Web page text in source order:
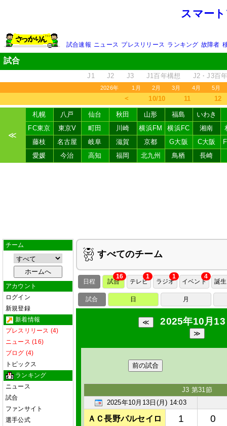
スマー
試合速報 ニュース プレスリリース ランキング 故障者
試合
J1 J2 J3 J1百年構想 J2・J3百
2026年 1月 2月 3月 4月 5月
＜ 10/10 11 12
≪
札幌 八戸 仙台 秋田 山形 福島
いわき
FC東京
東京V 町田 川崎 横浜FM 横浜FC 湘南
藤枝
名古屋 岐阜 滋賀 京都 G大阪 C大阪
愛媛
今治 高知 福岡 北九州 鳥栖 長崎
チーム
アカウント
ログイン
新規登録
新着情報
プレスリリース (4)
ニュース (16)
ブログ (4)
トピックス
ランキング
ニュース
試合
ファンサイト
選手公式
すべてのチーム
日程
16
試合
1
テレビ
1
ラジオ
4
イベント 誕
試合 日 月
2025年10月13
前の試合
J3 第31節
2025年10月13日(月) 14:03
ＡＣ長野パルセイロ 1 0